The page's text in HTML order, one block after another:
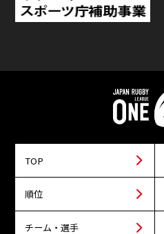
TOP
順位
チーム・選手